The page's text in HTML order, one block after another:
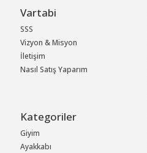
Vartabi
SSS
Vizyon & Misyon
İletişim
Nasıl Satış Yaparım
Kategoriler
Giyim
Ayakkabı